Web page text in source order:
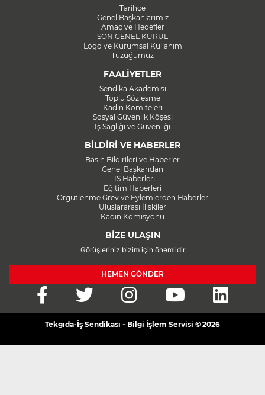
Tarihçe
Genel Başkanlarımız
Amaç ve Hedefler
SON GENEL KURUL
Logo ve Kurumsal Kullanım
Tüzüğümüz
FAALİYETLER
Sendika Akademisi
Toplu Sözleşme
Kadın Komiteleri
Sosyal Güvenlik Köşesi
İş Sağlığı ve Güvenliği
BİLDİRİ VE HABERLER
Basın Bildirileri ve Haberler
Genel Başkandan
TİS Haberleri
Eğitim Haberleri
Örgütlenme Grev ve Eylemlerden Haberler
Uluslararası İlişkiler
Kadın Komisyonu
BİZE ULAŞIN
Görüşleriniz bizim için önemlidir
HEMEN GÖNDER
Tekgıda-İş Sendikası - Bilgi İşlem Servisi © 2026